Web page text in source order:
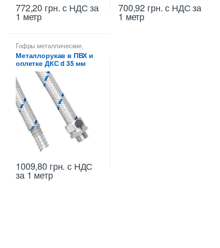
772,20 грн.с НДС за
1 метр
700,92 грн.с НДС за
1 метр
Гофры металлические,
Металлорукава 35 мм,
Металлорукава для защиты
кабеля,Металлорукава
оцинкованные
Металлорукав в ПВХ и
оплетке ДКС d 35 мм
1009,80 грн. с НДС
за 1 метр